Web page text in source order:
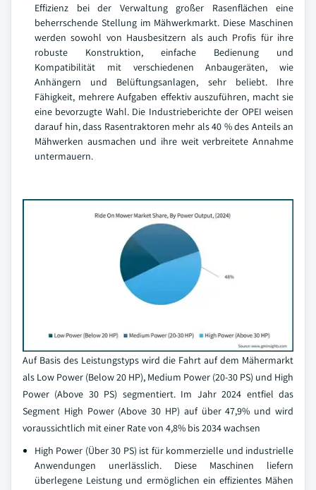
Effizienz bei der Verwaltung großer Rasenflächen eine
beherrschende Stellung im Mähwerkmarkt. Diese Maschinen
werden sowohl von Hausbesitzern als auch Profis für ihre
robuste Konstruktion, einfache Bedienung und
Kompatibilität mit verschiedenen Anbaugeräten, wie
Anhängern und Belüftungsanlagen, sehr beliebt. Ihre
Fähigkeit, mehrere Aufgaben effektiv auszuführen, macht sie
eine bevorzugte Wahl. Die Industrieberichte der OPEI weisen
darauf hin, dass Rasentraktoren mehr als 40 % des Anteils an
Mähwerken ausmachen und ihre weit verbreitete Annahme
untermauern.
Auf Basis des Leistungstyps wird die Fahrt auf dem Mähermarkt
als Low Power (Below 20 HP), Medium Power (20-30 PS) und High
Power (Above 30 PS) segmentiert. Im Jahr 2024 entfiel das
Segment High Power (Above 30 HP) auf über 47,9% und wird
voraussichtlich mit einer Rate von 4,8% bis 2034 wachsen
High Power (Über 30 PS) ist für kommerzielle und industrielle
Anwendungen unerlässlich. Diese Maschinen liefern
überlegene Leistung und ermöglichen ein effizientes Mähen